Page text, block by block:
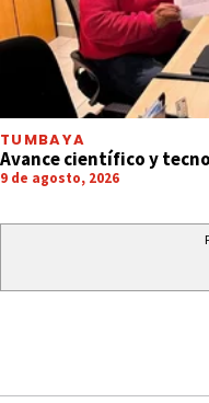
TUMBAYA
Avance científico y
9 de agosto, 2026